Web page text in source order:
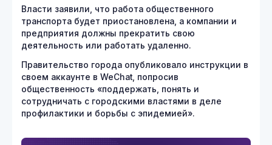
Власти заявили, что работа общественного
транспорта будет приостановлена, а компании и
предприятия должны прекратить свою
деятельность или работать удаленно.
Правительство города опубликовало инструкции в
своем аккаунте в WeChat, попросив
общественность «поддержать, понять и
сотрудничать с городскими властями в деле
профилактики и борьбы с эпидемией».